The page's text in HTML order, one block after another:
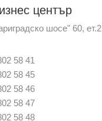
център
шосе" 60, ет.2
58 41
58 45
58 46
58 47
58 48